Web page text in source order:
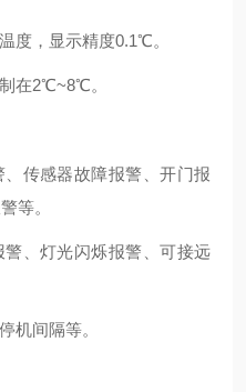
度，显示精度0.1℃。
在2℃~8℃。
传感器故障报警、开门报
等。
、灯光闪烁报警、可接远
机间隔等。